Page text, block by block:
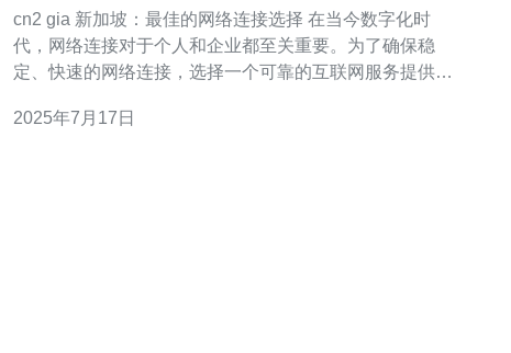
cn2 gia 新加坡：最佳的网络连接选择 在当今数字化时
代，网络连接对于个人和企业都至关重要。为了确保稳
定、快速的网络连接，选择一个可靠的互联网服务提供商
用户提供高速、稳定的连接，满足各种需求。 cn2 gia 新
2025年7月17日